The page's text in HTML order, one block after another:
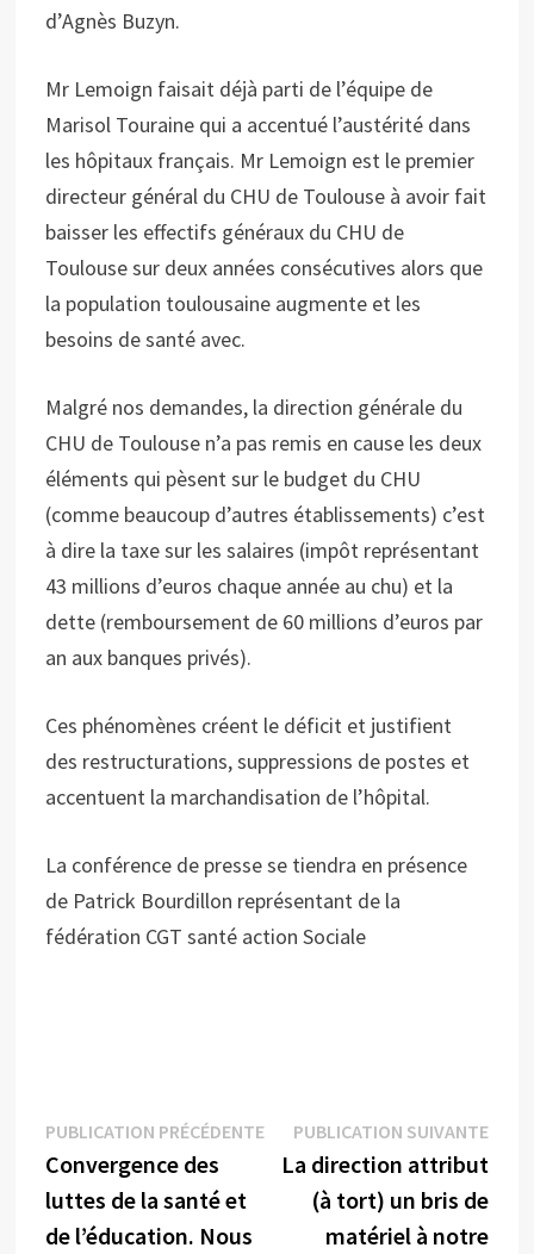
d’Agnès Buzyn.
Mr Lemoign faisait déjà parti de l’équipe de
Marisol Touraine qui a accentué l’austérité dans
les hôpitaux français. Mr Lemoign est le premier
directeur général du CHU de Toulouse à avoir fait
baisser les effectifs généraux du CHU de
Toulouse sur deux années consécutives alors que
la population toulousaine augmente et les
besoins de santé avec.
Malgré nos demandes, la direction générale du
CHU de Toulouse n’a pas remis en cause les deux
éléments qui pèsent sur le budget du CHU
(comme beaucoup d’autres établissements) c’est
à dire la taxe sur les salaires (impôt représentant
43 millions d’euros chaque année au chu) et la
dette (remboursement de 60 millions d’euros par
an aux banques privés).
Ces phénomènes créent le déficit et justifient
des restructurations, suppressions de postes et
accentuent la marchandisation de l’hôpital.
La conférence de presse se tiendra en présence
de Patrick Bourdillon représentant de la
fédération CGT santé action Sociale
Navigation
de
l’article
PUBLICATION PRÉCÉDENTEPublication
précédente :
Convergence des
luttes de la santé et
de l’éducation. Nous
PUBLICATION SUIVANTE
La direction attribut
(à tort) un bris de
matériel à notre